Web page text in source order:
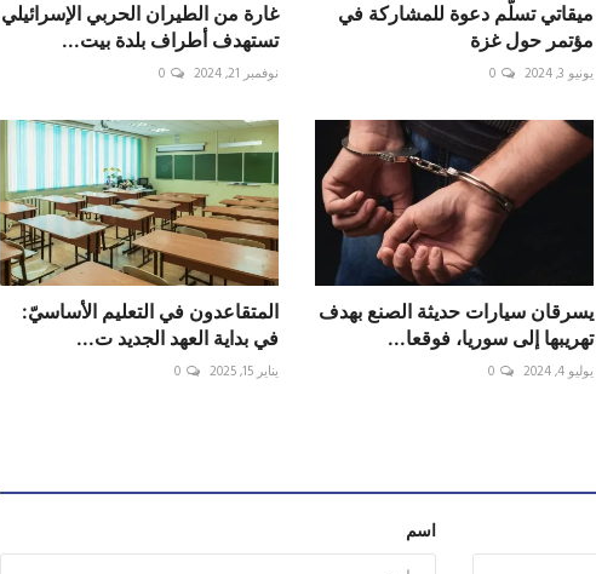
ميقاتي تسلّم دعوة للمشاركة في
مؤتمر حول غزة
يونيو 3, 2024 0
غارة من الطيران الحربي الإسرائيلي
تستهدف أطراف بلدة بيت...
نوفمبر 21, 2024 0
يسرقان سيارات حديثة الصنع بهدف
تهريبها إلى سوريا، فوقعا...
يوليو 4, 2024 0
المتقاعدون في التعليم الأساسيّ:
في بداية العهد الجديد ت...
يناير 15, 2025 0
اسم